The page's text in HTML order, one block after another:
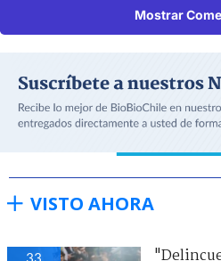
Mostrar
VISTO AHORA
33